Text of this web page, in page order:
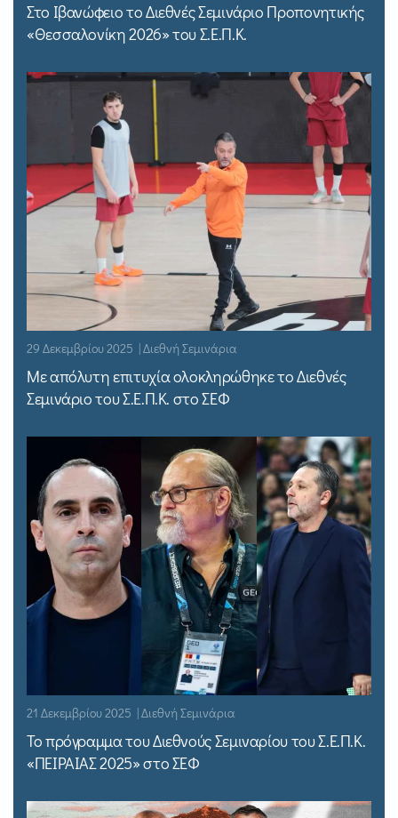
Στο Ιβανώφειο το Διεθνές Σεμινάριο Προπονητικής
«Θεσσαλονίκη 2026» του Σ.Ε.Π.Κ.
29 Δεκεμβρίου 2025 | Διεθνή Σεμινάρια
Με απόλυτη επιτυχία ολοκληρώθηκε το Διεθνές
Σεμινάριο του Σ.Ε.Π.Κ. στο ΣΕΦ
21 Δεκεμβρίου 2025 | Διεθνή Σεμινάρια
Το πρόγραμμα του Διεθνούς Σεμιναρίου του Σ.Ε.Π.Κ.
«ΠΕΙΡΑΙΑΣ 2025» στο ΣΕΦ